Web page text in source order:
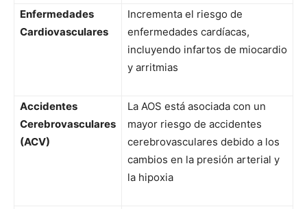
Enfermedades
Cardiovasculares
Incrementa el riesgo de
enfermedades cardíacas,
incluyendo infartos de miocardio
y arritmias
Accidentes
Cerebrovasculares
(ACV)
La AOS está asociada con un
mayor riesgo de accidentes
cerebrovasculares debido a los
cambios en la presión arterial y
la hipoxia